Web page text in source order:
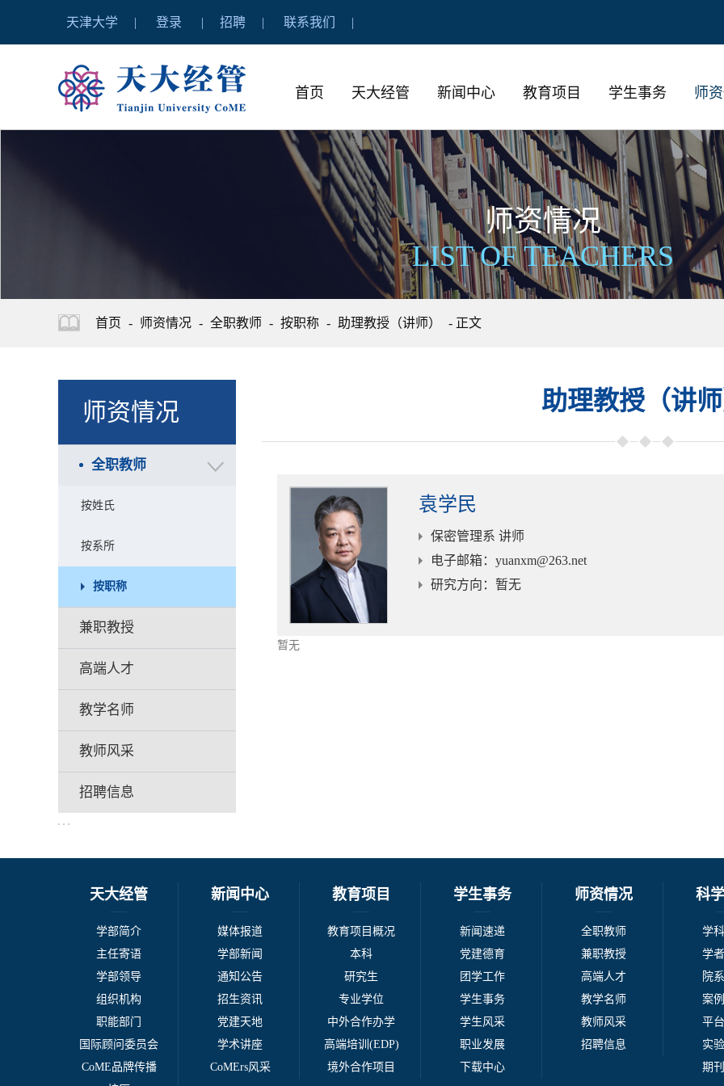
天津大学 登录 招聘 联系我们
首页 天大经管 新闻中心 教育项目 学生事务 师
师资情况
LIST OF TEACHERS
首页 - 师资情况 - 全职教师 - 按职称 - 助理教授（讲师） - 正文
助理教授（讲
袁学民
保密管理系 讲师
电子邮箱：yuanxm@263.net
研究方向 ：暂无
暂无
师资情况
全职教师
按姓氏
按系所
按职称
兼职教授
高端人才
教学名师
教师风采
招聘信息
天大经管
学部简介
主任寄语
学部领导
组织机构
职能部门
国际顾问委员会
CoME品牌传播
新闻中心
媒体报道
学部新闻
通知公告
招生资讯
党建天地
学术讲座
CoMErs风采
教育项目
教育项目概况
本科
研究生
专业学位
中外合作办学
高端培训(EDP)
境外合作项目
学生事务
新闻速递
党建德育
团学工作
学生事务
学生风采
职业发展
下载中心
师资情况
全职教师
兼职教授
高端人才
教学名师
教师风采
招聘信息
科
学
学
院
案
平
实
期